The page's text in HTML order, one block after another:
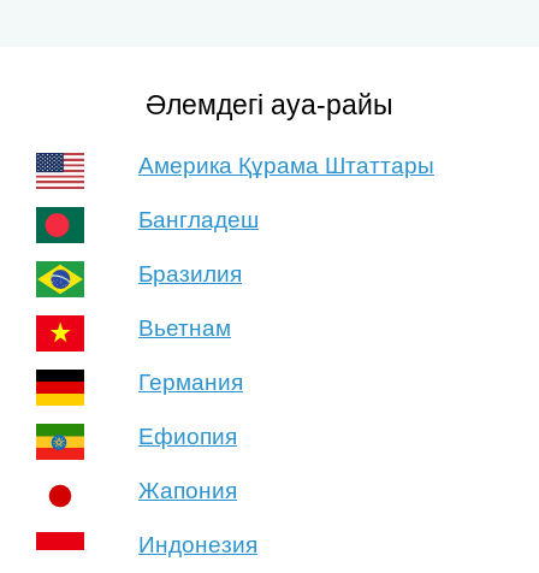
Әлемдегі ауа-райы
Америка Құрама Штаттары
Бангладеш
Бразилия
Вьетнам
Германия
Ефиопия
Жапония
Индонезия